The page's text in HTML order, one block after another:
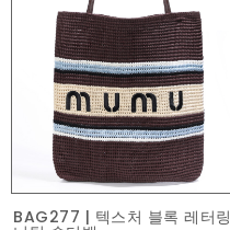
BAG277 | 텍스처 블록 레터링